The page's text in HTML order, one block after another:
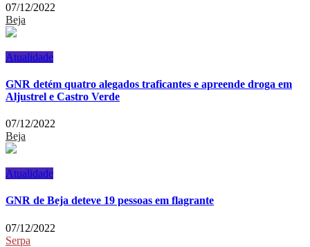
07/12/2022
Beja
Atualidade
GNR detém quatro alegados traficantes e apreende droga em
Aljustrel e Castro Verde
07/12/2022
Beja
Atualidade
GNR de Beja deteve 19 pessoas em flagrante
07/12/2022
Serpa